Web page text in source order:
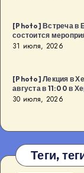
[Photo] Встреча в
состоится
31 июля, 2026
[Photo] Лекция в
августа в 11:00 в
30 июля, 2026
Теги,